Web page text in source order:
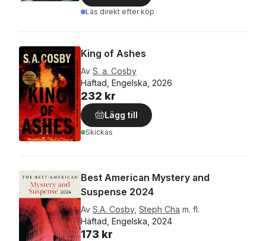
Läs direkt efter köp
King of Ashes
Av S. a. Cosby
Häftad, Engelska, 2026
232 kr
Lägg till
Skickas
Best American Mystery and
Suspense 2024
Av S.A. Cosby, Steph Cha m. fl.
Häftad, Engelska, 2024
173 kr